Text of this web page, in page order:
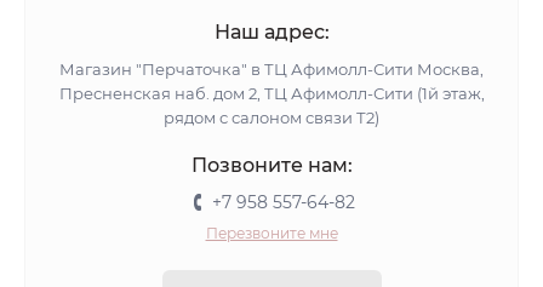
Наш адрес:
Магазин "Перчаточка" в ТЦ Афимолл-Сити Москва,
Пресненская наб. дом 2, ТЦ Афимолл-Сити (1й этаж,
рядом с салоном связи Т2)
Позвоните нам:
+7 958 557-64-82
Перезвоните мне